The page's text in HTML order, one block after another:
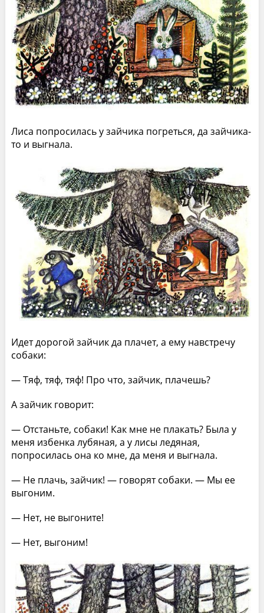
Лиса попросилась у зайчика погреться, да зайчика-
то и выгнала.
Идет дорогой зайчик да плачет, а ему навстречу
собаки:
— Тяф, тяф, тяф! Про что, зайчик, плачешь?
А зайчик говорит:
— Отстаньте, собаки! Как мне не плакать? Была у
меня избенка лубяная, а у лисы ледяная,
попросилась она ко мне, да меня и выгнала.
— Не плачь, зайчик! — говорят собаки. — Мы ее
выгоним.
— Нет, не выгоните!
— Нет, выгоним!